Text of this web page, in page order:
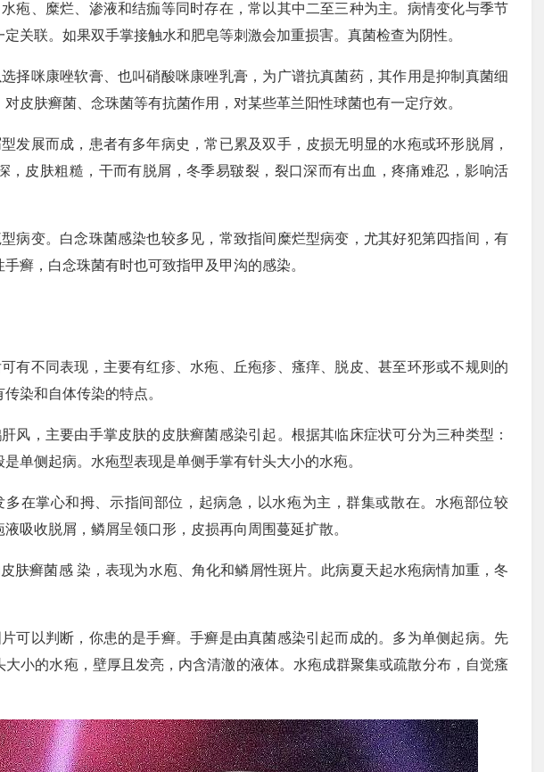
疱、糜烂、渗液和结痂等同时存在，常以其中二至三种为主。病情变化与季节
关联。如果双手掌接触水和肥皂等刺激会加重损害。真菌检查为阴性。
择咪康唑软膏、也叫硝酸咪康唑乳膏，为广谱抗真菌药，其作用是抑制真菌细
皮肤癣菌、念珠菌等有抗菌作用，对某些革兰阳性球菌也有一定疗效。
发展而成，患者有多年病史，常已累及双手，皮损无明显的水疱或环形脱屑，
，皮肤粗糙，干而有脱屑，冬季易皲裂，裂口深而有出血，疼痛难忍，影响活
病变。白念珠菌感染也较多见，常致指间糜烂型病变，尤其好犯第四指间，有
癣，白念珠菌有时也可致指甲及甲沟的感染。
有不同表现，主要有红疹、水疱、丘疱疹、瘙痒、脱皮、甚至环形或不规则的
染和自体传染的特点。
风，主要由手掌皮肤的皮肤癣菌感染引起。根据其临床症状可分为三种类型：
单侧起病。水疱型表现是单侧手掌有针头大小的水疱。
在掌心和拇、示指间部位，起病急，以水疱为主，群集或散在。水疱部位较
吸收脱屑，鳞屑呈领口形，皮损再向周围蔓延扩散。
肤癣菌感 染，表现为水庖、角化和鳞屑性斑片。此病夏天起水疱病情加重，冬
可以判断，你患的是手癣。手癣是由真菌感染引起而成的。多为单侧起病。先
大小的水疱，壁厚且发亮，内含清澈的液体。水疱成群聚集或疏散分布，自觉瘙